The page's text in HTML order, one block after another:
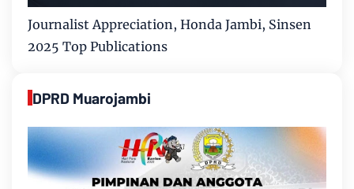
Journalist Appreciation, Honda Jambi, Sinsen
2025 Top Publications
DPRD Muarojambi